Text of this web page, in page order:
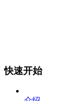
快速开始